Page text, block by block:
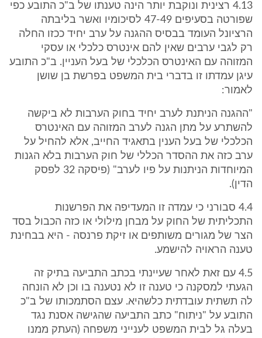
4.13 רצינית ונוקבת יותר הינה טענתו של ב"כ התובע כפי
שפורטה בסעיפים 47-49 לסיכומיו ואשר בליבתה
הרציונל העומד בבסיס ההגנה על ערב יחיד ככזו החלה
רק לגבי ערבים שאין להם אינטרס כלכלי או עסקי
המזוהה עם האינטרס הכלכלי של בעל העניין. ב"כ התובע
עיגן עמדתו זו בדברי בית המשפט בפרשת בן שושן
לאמור:
"ההגנה הניתנת לערב יחיד בחוק הערבות לא ביקשה
להשתרע על מתן הגנה לערב המזוהה עם האינטרס
הכלכלי של בעל הענין בתאגיד החייב, אלא להחיל על
ערב כזה את ההסדר הכללי של חוק הערבות בלא הגנות
המיוחדות הניתנות על פיו לערב" (פיסקה 32 לפסק
הדין).
4.4 סבורני כי עמדה זו המעדיפה את הפרשנות
התכליתית של החוק על מבחן מילולי או כזה הכבול בסד
הצר של מגורים משותפים או זיקת פרנסה - היא בבחינת
טענה הראויה להישמע.
4.5 עם זאת לאחר שעיינתי בכתב התביעה בתיק זה
הגעתי למסקנה כי טענה זו לא נטענה בו וכן לא הונחה
לה תשתית עובדתית כלשהיא. עצם הסתמכותו של ב"כ
התובע על "ניתוח" כתב התביעה שהגישה אסנת נגד
בעלה גל לבית המשפט לענייני משפחה (העתק ממנו